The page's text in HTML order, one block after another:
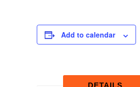
Add to calendar